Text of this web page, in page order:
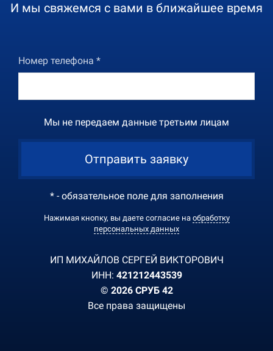
И мы свяжемся с вами в ближайшее время
Номер телефона *
Мы не передаем данные третьим лицам
Отправить заявку
* - обязательное поле для заполнения
Нажимая кнопку, вы даете согласие на обработку
персональных данных
ИП МИХАЙЛОВ СЕРГЕЙ ВИКТОРОВИЧ
ИНН: 421212443539
© 2026 СРУБ 42
Все права защищены